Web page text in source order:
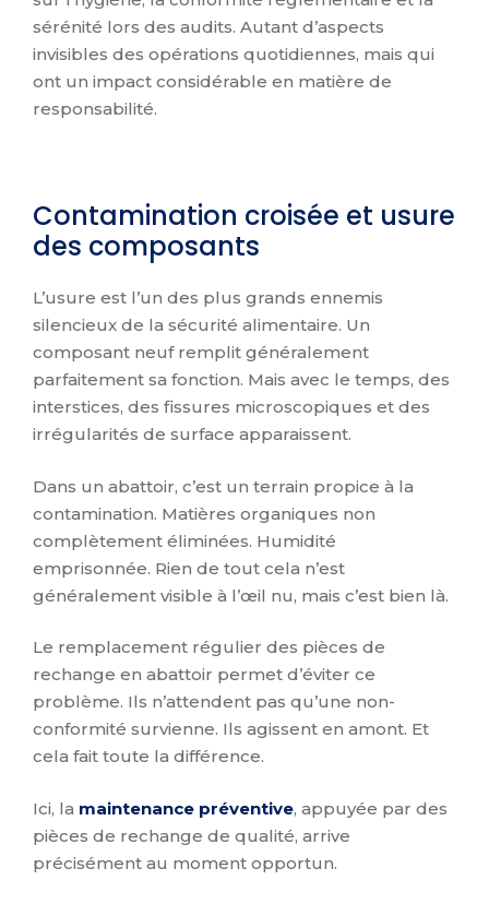
sérénité lors des audits. Autant d’aspects
invisibles des opérations quotidiennes, mais qui
ont un impact considérable en matière de
responsabilité.
Contamination croisée et usure
des composants
L’usure est l’un des plus grands ennemis
silencieux de la sécurité alimentaire. Un
composant neuf remplit généralement
parfaitement sa fonction. Mais avec le temps, des
interstices, des fissures microscopiques et des
irrégularités de surface apparaissent.
Dans un abattoir, c’est un terrain propice à la
contamination. Matières organiques non
complètement éliminées. Humidité
emprisonnée. Rien de tout cela n’est
généralement visible à l’œil nu, mais c’est bien là.
Le remplacement régulier des pièces de
rechange en abattoir permet d’éviter ce
problème. Ils n’attendent pas qu’une non-
conformité survienne. Ils agissent en amont. Et
cela fait toute la différence.
Ici, la maintenance préventive, appuyée par des
pièces de rechange de qualité, arrive
précisément au moment opportun.